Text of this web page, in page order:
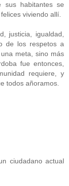
sus habitantes se
viviendo allí.
justicia, igualdad,
de los respetos a
meta, sino más
fue entonces,
requiere, y
todos añoramos.
ciudadano actual